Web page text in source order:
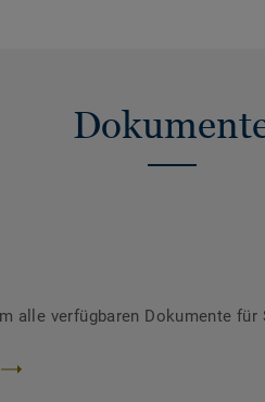
alle verfügbaren Dokumente